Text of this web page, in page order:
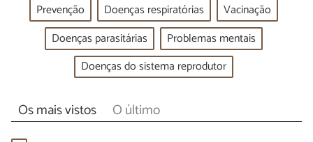
Prevenção Doenças respiratórias
Vacinação
Doenças parasitárias
Problemas mentais
Doenças do sistema reprodutor
Os mais vistos O último